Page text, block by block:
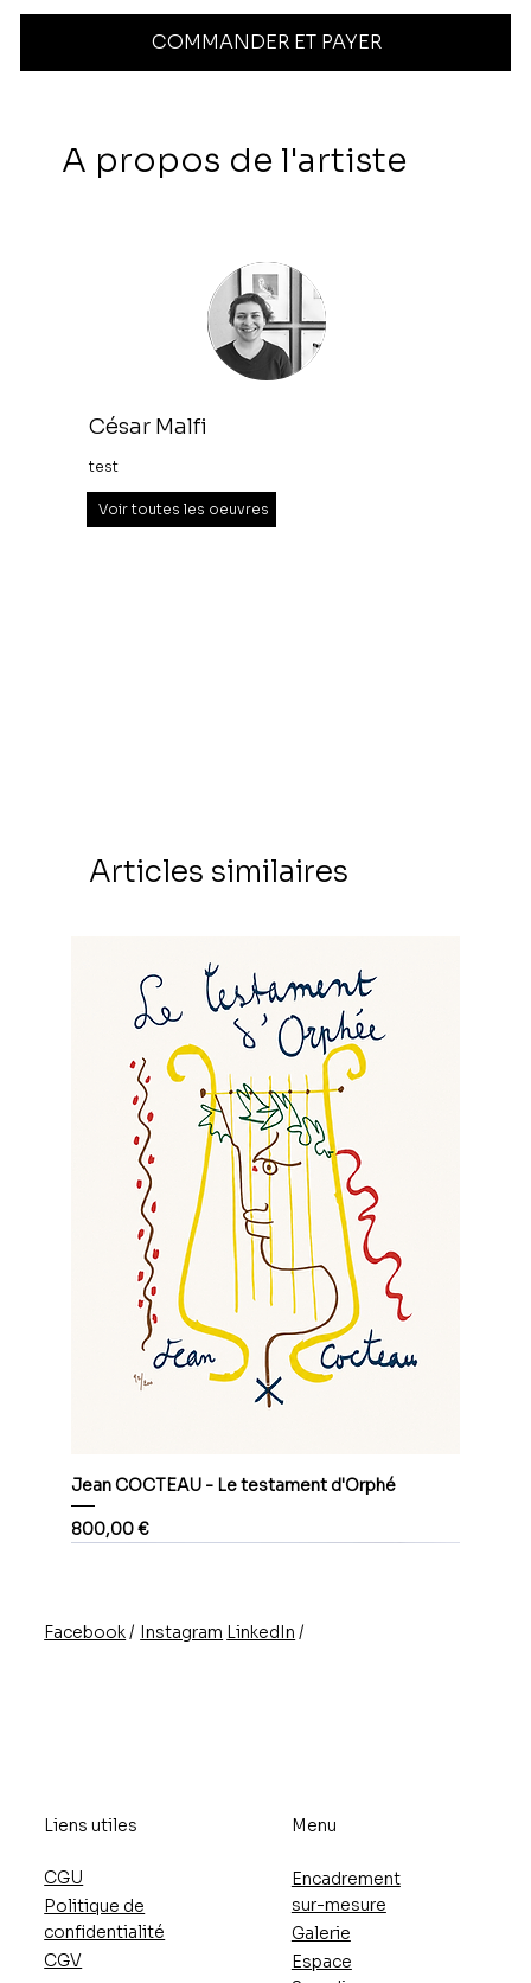
A propos de l'artiste
César Malfi
test
Voir toutes les oeuvres
COMMANDER ET PAYER
Articles similaires
Jean COCTEAU - Le testament d'Orphé
Prix
800,00 €
Facebook/ Instagram /
LinkedIn
Liens utiles
CGU
CGV
Politique de
confidentialité
Menu
Encadrement
sur-mesure
Galerie
Espace